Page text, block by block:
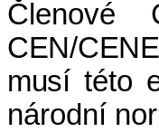
Členové
CEN/
musí této
národní